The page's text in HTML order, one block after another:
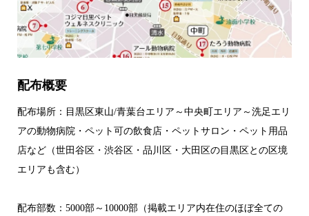
配布概要
配布場所：目黒区東山/青葉台エリア～中央町エリア～洗足エリ
アの動物病院・ペット可の飲食店・ペットサロン・ペット用品
店など（世田谷区・渋谷区・品川区・大田区の目黒区との区境
エリアも含む）
配布部数：5000部～10000部（掲載エリア内在住のほぼ全ての